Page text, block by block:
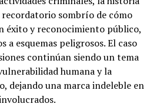
recordatorio sombrío de cómo
éxito y reconocimiento público,
a esquemas peligrosos. El caso
continúan siendo un tema
humana y la
dejando una marca indeleble en